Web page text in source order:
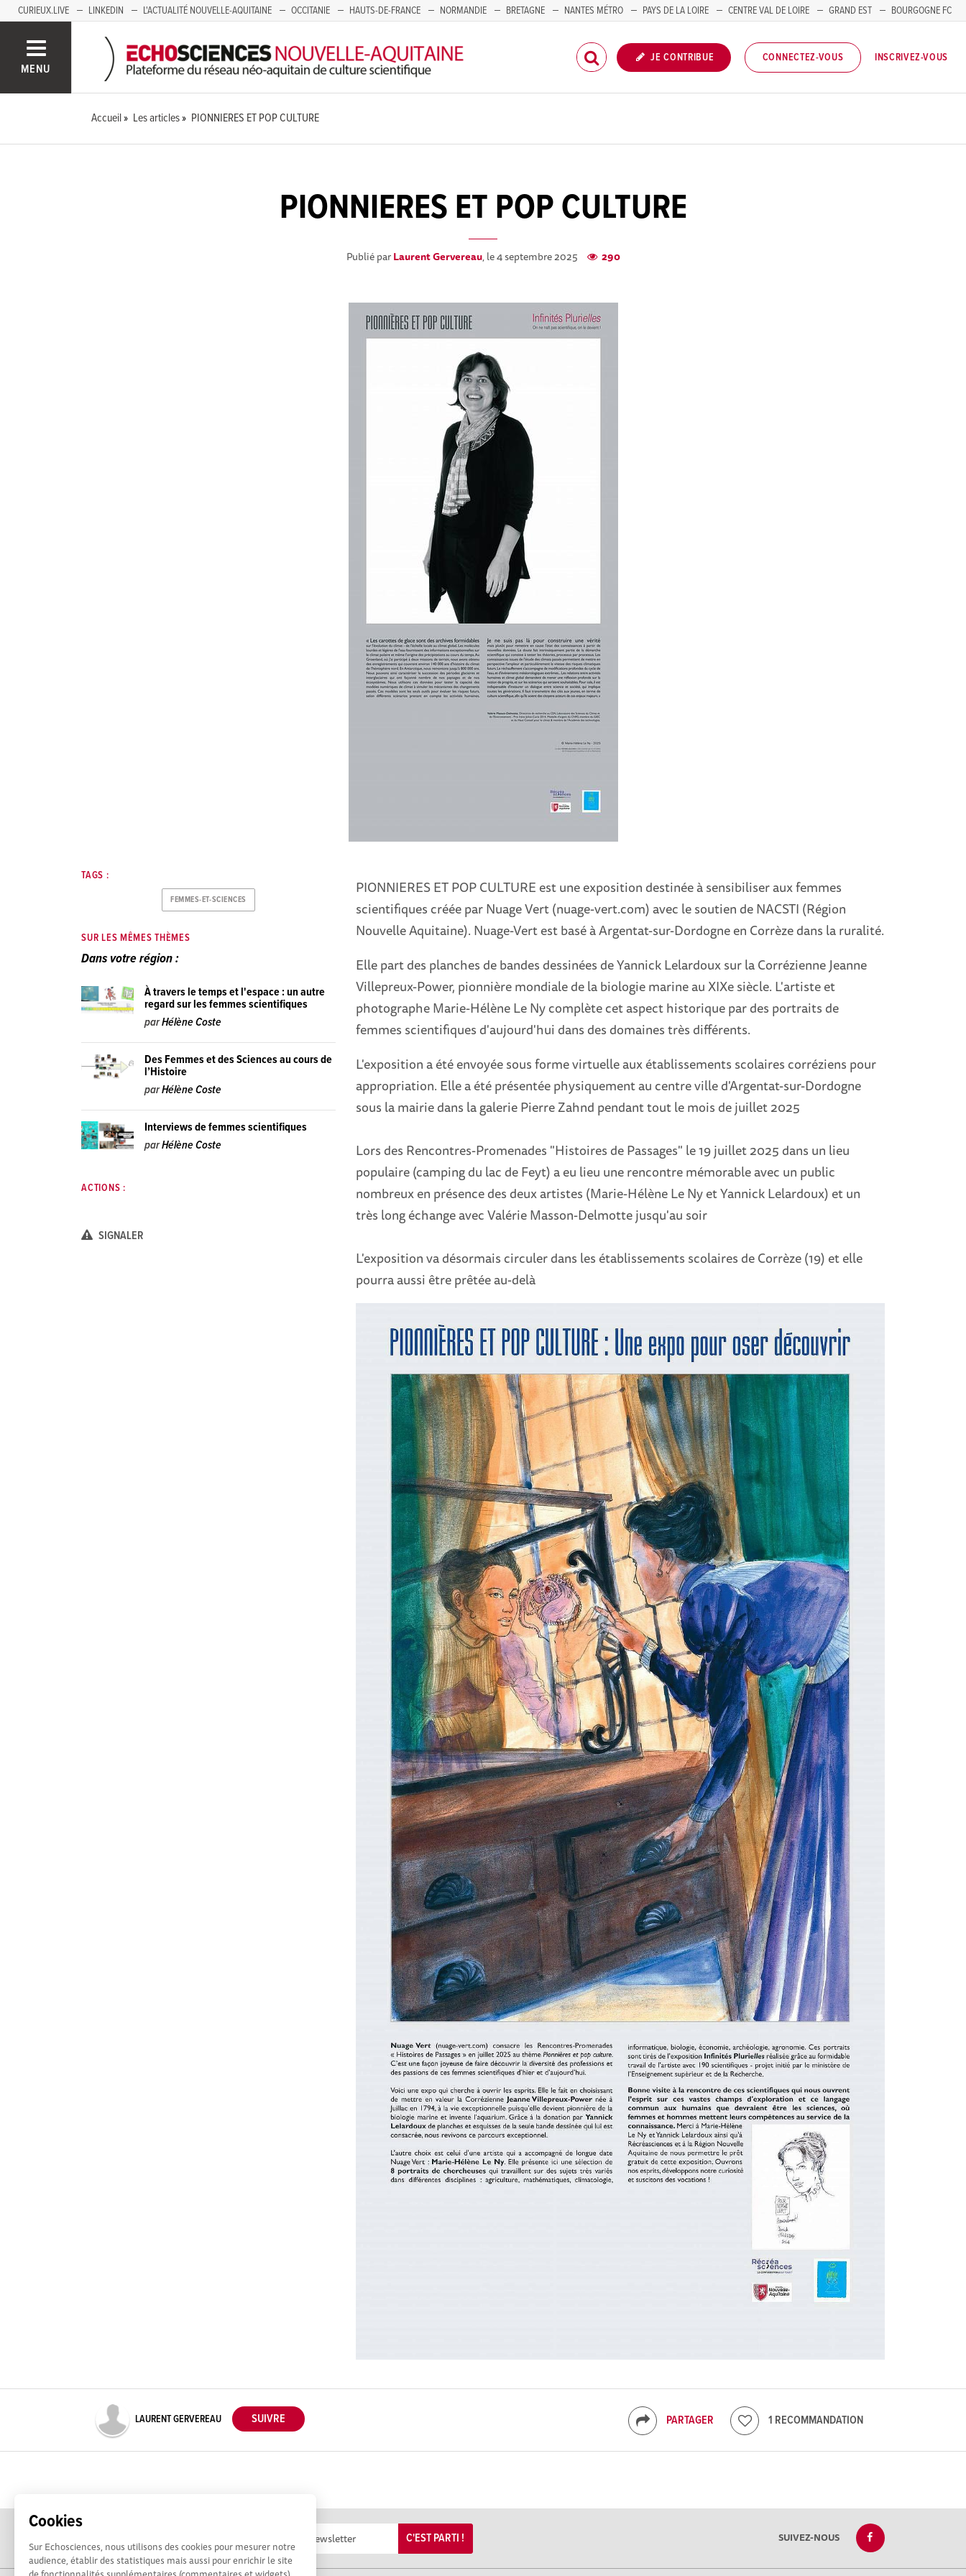
Cookies
Sur Echosciences, nous utilisons des cookies pour mesurer notre
audience, établir des statistiques mais aussi pour enrichir le site
CURIEUX.LIVE LINKEDIN L'ACTUALITÉ NOUVELLE-AQUITAINE OCCITANIE HAUTS-DE-FRANCE NORMANDIE BRETAGNE NANTES MÉTRO PAYS DE LA LOIRE CENTRE VAL DE LOIRE GRAND EST
BOURGOGNE FC
MENU
JE CONTRIBUE CONNECTEZ-VOUS INSCRIVEZ-VOUS
Accueil Les articles PIONNIERES ET POP CULTURE
PIONNIERES ET POP CULTURE
Publié parLaurent Gervereau, le 4 septembre 2025 290
PIONNIERES ET POP CULTURE est une exposition destinée à sensibiliser aux femmes
scientifiques créée par Nuage Vert (nuage-vert.com) avec le soutien de NACSTI (Région
Nouvelle Aquitaine). Nuage-Vert est basé à Argentat-sur-Dordogne en Corrèze dans la ruralité.
Elle part des planches de bandes dessinées de Yannick Lelardoux sur la Corrézienne Jeanne
Villepreux-Power, pionnière mondiale de la biologie marine au XIXe siècle. L'artiste et
photographe Marie-Hélène Le Ny complète cet aspect historique par des portraits de
femmes scientifiques d'aujourd'hui dans des domaines très différents.
L'exposition a été envoyée sous forme virtuelle aux établissements scolaires corréziens pour
appropriation. Elle a été présentée physiquement au centre ville d'Argentat-sur-Dordogne
sous la mairie dans la galerie Pierre Zahnd pendant tout le mois de juillet 2025
Lors des Rencontres-Promenades "Histoires de Passages" le 19 juillet 2025 dans un lieu
populaire (camping du lac de Feyt) a eu lieu une rencontre mémorable avec un public
nombreux en présence des deux artistes (Marie-Hélène Le Ny et Yannick Lelardoux) et un
très long échange avec Valérie Masson-Delmotte jusqu'au soir
L'exposition va désormais circuler dans les établissements scolaires de Corrèze (19) et elle
pourra aussi être prêtée au-delà
TAGS :
FEMMES-ET-SCIENCES
SUR LES MÊMES THÈMES
Dans votre région :
À travers le temps et l'espace : un autre
regard sur les femmes scientifiques
parHélène Coste
Des Femmes et des Sciences au cours de
l’Histoire
parHélène Coste
Interviews de femmes scientifiques
parHélène Coste
ACTIONS :
SIGNALER
PARTAGER 1 RECOMMANDATION
LAURENT GERVEREAU
C'EST PARTI ! SUIVEZ-NOUS